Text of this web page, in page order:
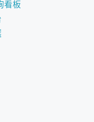
看板